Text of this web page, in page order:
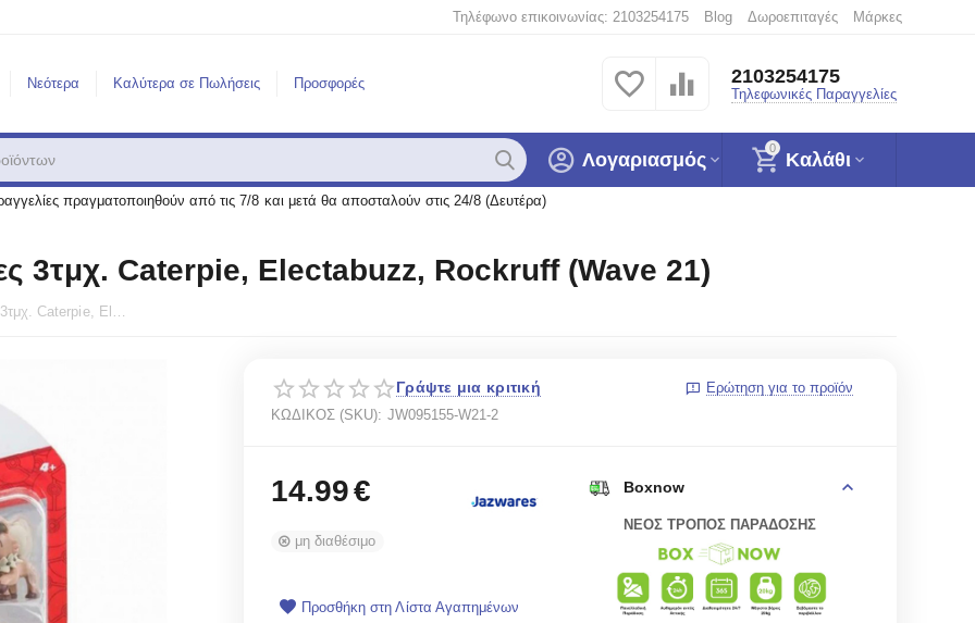
Τηλέφωνο επικοινωνίας: 2103254175 Blog Δωροεπιταγές Μάρκες
Νεότερα Καλύτερα σε Πωλήσεις Προσφορές 2103254175
Τηλεφωνικές Παραγγελίες
0
Καλάθι
Λογαριασμός
πραγματοποιηθούν από τις 7/8 και μετά θα αποσταλούν στις 24/8 (Δευτέρα)
3τμχ. Caterpie, Electabuzz, Rockruff (Wave 21)
Pokemon Battle Set Φιγούρες 3τμχ. Caterpie, Electabuzz, Rockruff (Wave 21)
Γράψτε μια κριτική
Ερώτηση για το προϊόν
ΚΩΔΙΚΟΣ (SKU): JW095155-W21-2
14.99€
μη διαθέσιμο
Προσθήκη στη Λίστα Αγαπημένων
Boxnow
ΝΕΟΣ ΤΡΟΠΟΣ ΠΑΡΑΔΟΣΗΣ